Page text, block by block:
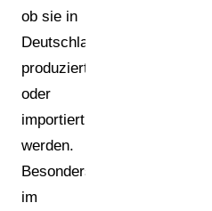
ob sie in
Deutschland
produziert
oder
importiert
werden.
Besonders
im